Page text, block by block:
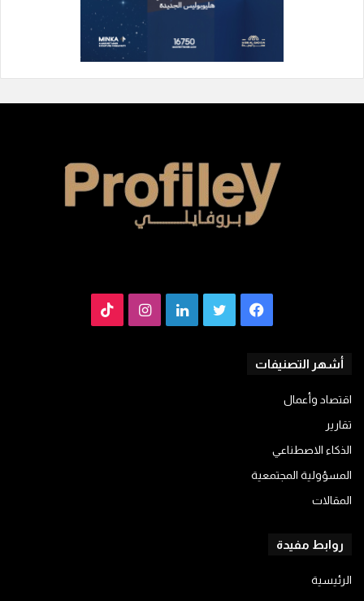
فيسبوكتويتر لينكدإن انستقرام
أشهر التصنيفات
اقتصاد وأعمال
تقارير
الذكاء الاصطناعي
المسؤولية المجتمعية
المقالات
روابط مفيدة
الرئيسية